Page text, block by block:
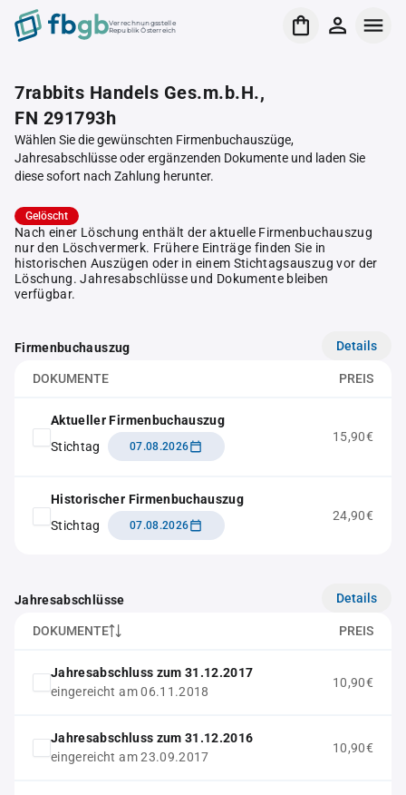
Verrechnungsstelle
Republik Österreich
7rabbits Handels Ges.m.b.H.,
FN 291793h
Wählen Sie die gewünschten Firmenbuchauszüge,
Jahresabschlüsse oder ergänzenden Dokumente und laden Sie
diese sofort nach Zahlung herunter.
Gelöscht
Nach einer Löschung enthält der aktuelle Firmenbuchauszug
nur den Löschvermerk. Frühere Einträge finden Sie in
historischen Auszügen oder in einem Stichtagsauszug vor der
Löschung. Jahresabschlüsse und Dokumente bleiben
verfügbar.
Firmenbuchauszug Details
DOKUMENTE PREIS
Aktueller Firmenbuchauszug
Stichtag
07.08.2026
15,90€
Historischer Firmenbuchauszug
Stichtag
07.08.2026
24,90€
Jahresabschlüsse Details
DOKUMENTE PREIS
Jahresabschluss zum 31.12.2017
eingereicht am 06.11.2018
10,90€
Jahresabschluss zum 31.12.2016
eingereicht am 23.09.2017
10,90€